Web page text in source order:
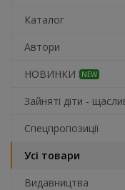
Каталог
Автори
НОВИНКИ
NEW
Зайняті діти -
Спецпропозиції
Усі товари
Видавництва